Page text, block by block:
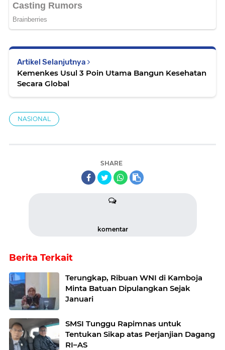
Artikel Selanjutnya
Kemenkes Usul 3 Poin Utama Bangun Kesehatan
Secara Global
NASIONAL
SHARE
komentar
Berita Terkait
Terungkap, Ribuan WNI di Kamboja
Minta Batuan Dipulangkan Sejak
Januari
SMSI Tunggu Rapimnas untuk
Tentukan Sikap atas Perjanjian Dagang
RI–AS